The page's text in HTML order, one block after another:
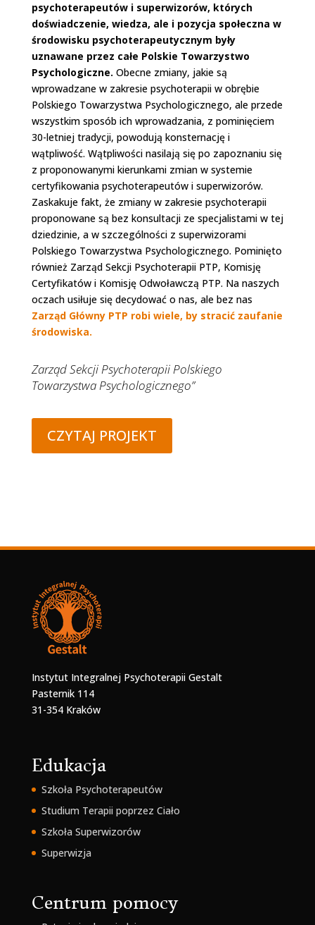
psychoterapeutów i superwizorów, których
doświadczenie, wiedza, ale i pozycja społeczna w
środowisku psychoterapeutycznym były
uznawane przez całe Polskie Towarzystwo
Psychologiczne. Obecne zmiany, jakie są
wprowadzane w zakresie psychoterapii w obrębie
Polskiego Towarzystwa Psychologicznego, ale przede
wszystkim sposób ich wprowadzania, z pominięciem
30-letniej tradycji, powodują konsternację i
wątpliwość. Wątpliwości nasilają się po zapoznaniu się
z proponowanymi kierunkami zmian w systemie
certyfikowania psychoterapeutów i superwizorów.
Zaskakuje fakt, że zmiany w zakresie psychoterapii
proponowane są bez konsultacji ze specjalistami w tej
dziedzinie, a w szczególności z superwizorami
Polskiego Towarzystwa Psychologicznego. Pominięto
również Zarząd Sekcji Psychoterapii PTP, Komisję
Certyfikatów i Komisję Odwoławczą PTP. Na naszych
oczach usiłuje się decydować o nas, ale bez nas
Zarząd Główny PTP robi wiele, by stracić zaufanie
środowiska.
Zarząd Sekcji Psychoterapii Polskiego
Towarzystwa Psychologicznego”
CZYTAJ PROJEKT
Instytut Integralnej Psychoterapii Gestalt
Pasternik 114
31-354 Kraków
Edukacja
Szkoła Psychoterapeutów
Studium Terapii poprzez Ciało
Szkoła Superwizorów
Superwizja
Centrum pomocy